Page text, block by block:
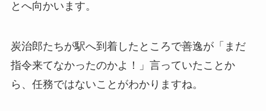
とへ向かいます。
炭治郎たちが駅へ到着したところで善逸が「まだ
指令来てなかったのかよ！」言っていたことか
ら、任務ではないことがわかりますね。